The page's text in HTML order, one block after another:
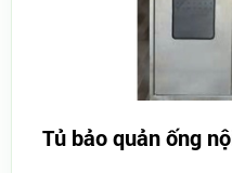
Tủ bảo quản ống